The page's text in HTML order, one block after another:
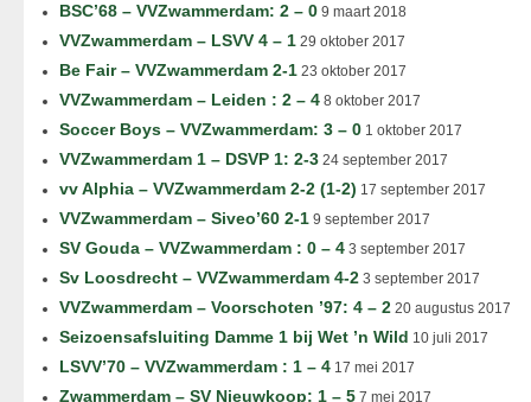
BSC’68 – VVZwammerdam: 2 – 0 9 maart 2018
VVZwammerdam – LSVV 4 – 1 29 oktober 2017
Be Fair – VVZwammerdam 2-1 23 oktober 2017
VVZwammerdam – Leiden : 2 – 4 8 oktober 2017
Soccer Boys – VVZwammerdam: 3 – 0 1 oktober 2017
VVZwammerdam 1 – DSVP 1: 2-3 24 september 2017
vv Alphia – VVZwammerdam 2-2 (1-2) 17 september 2017
VVZwammerdam – Siveo’60 2-1 9 september 2017
SV Gouda – VVZwammerdam : 0 – 4 3 september 2017
Sv Loosdrecht – VVZwammerdam 4-2 3 september 2017
VVZwammerdam – Voorschoten ’97: 4 – 2 20 augustus 2017
Seizoensafsluiting Damme 1 bij Wet ’n Wild 10 juli 2017
LSVV’70 – VVZwammerdam : 1 – 4 17 mei 2017
Zwammerdam – SV Nieuwkoop: 1 – 5 7 mei 2017